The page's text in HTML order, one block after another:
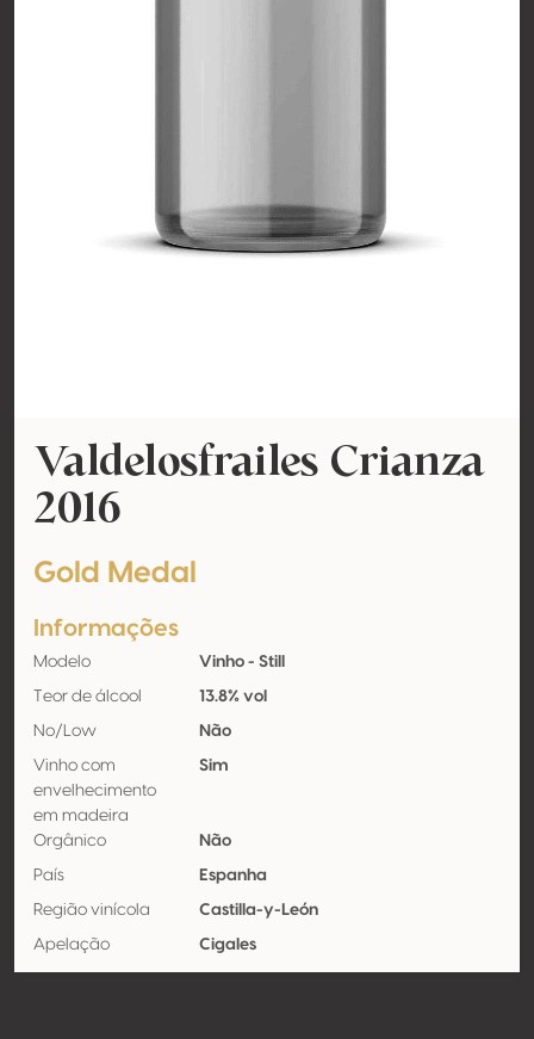
Valdelosfrailes Crianza
2016
Gold Medal
Informações
Modelo Vinho - Still
Teor de álcool 13.8% vol
No/Low Não
Vinho com
envelhecimento
em madeira
Sim
Orgânico Não
País Espanha
Região vinícola Castilla-y-León
Apelação Cigales